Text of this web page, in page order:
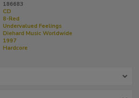
186683
CD
8-Red
Undervalued Feelings
Diehard Music Worldwide
1997
Hardcore